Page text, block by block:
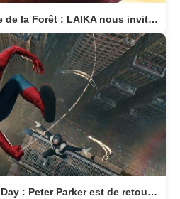
Wildwood - La Prophétie de la Forêt : LAIKA nous invite dans un monde magique
Spider-Man: Brand New Day : Peter Parker est de retour au cinéma le 29 juillet